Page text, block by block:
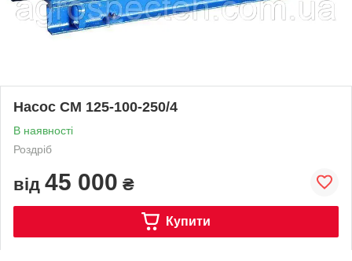
Насос СМ 125-100-250/4
В наявності
Роздріб
від 45 000 ₴
Купити